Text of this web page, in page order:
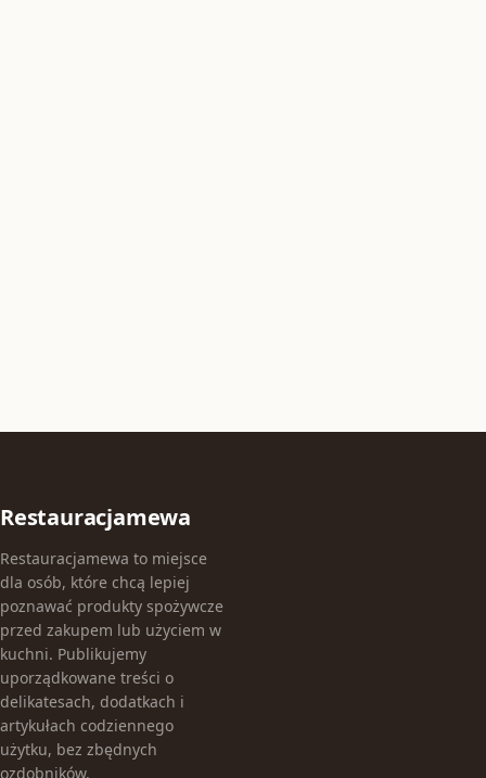
Restauracjamewa
Restauracjamewa to miejsce
dla osób, które chcą lepiej
poznawać produkty spożywcze
przed zakupem lub użyciem w
kuchni. Publikujemy
uporządkowane treści o
delikatesach, dodatkach i
artykułach codziennego
użytku, bez zbędnych
ozdobników.